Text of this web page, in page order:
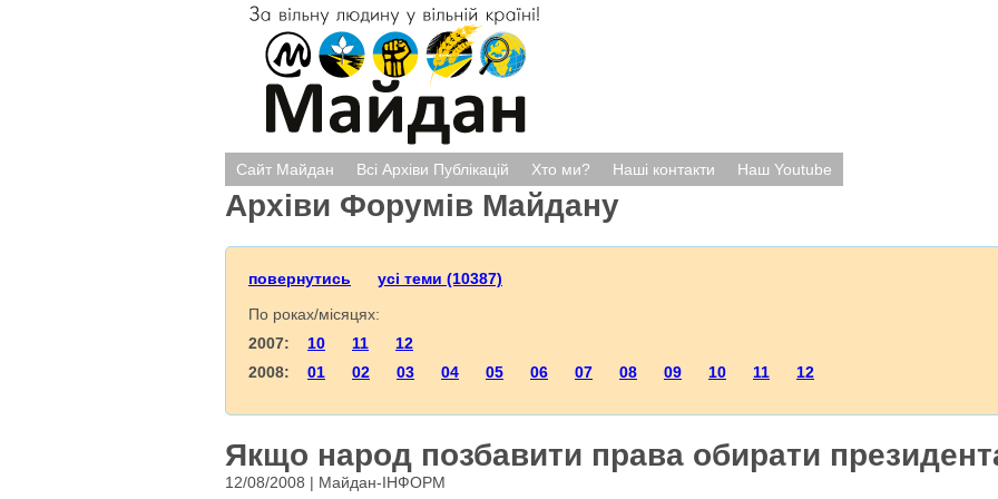
Сайт Майдан Всі Архіви Публікацій Хто ми? Наші контакти Наш Youtube
Архіви Форумів Майдану
повернутись
усі теми (10387)
По роках/місяцях:
2007: 10 11
12
2008: 01 02 03 04 05 06 07 08 09 10 11 12
Якщо народ позбавити права обирати
12/08/2008 | Майдан-ІНФОРМ